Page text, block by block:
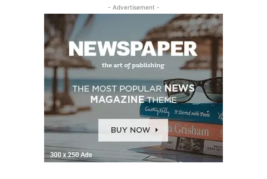
- Advertisement -